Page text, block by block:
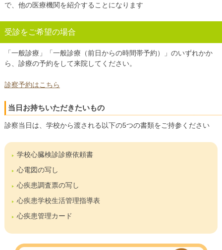
で、他の医療機関を紹介することになります
受診をご希望の場合
「一般診療」「一般診療（前日からの時間帯予約）」のいずれかか
ら、診療の予約をして来院してください。
診察予約はこちら
当日お持ちいただきたいもの
診察当日は、学校から渡される以下の5つの書類をご持参ください
学校心臓検診診療依頼書
心電図の写し
心疾患調査票の写し
心疾患学校生活管理指導表
心疾患管理カード